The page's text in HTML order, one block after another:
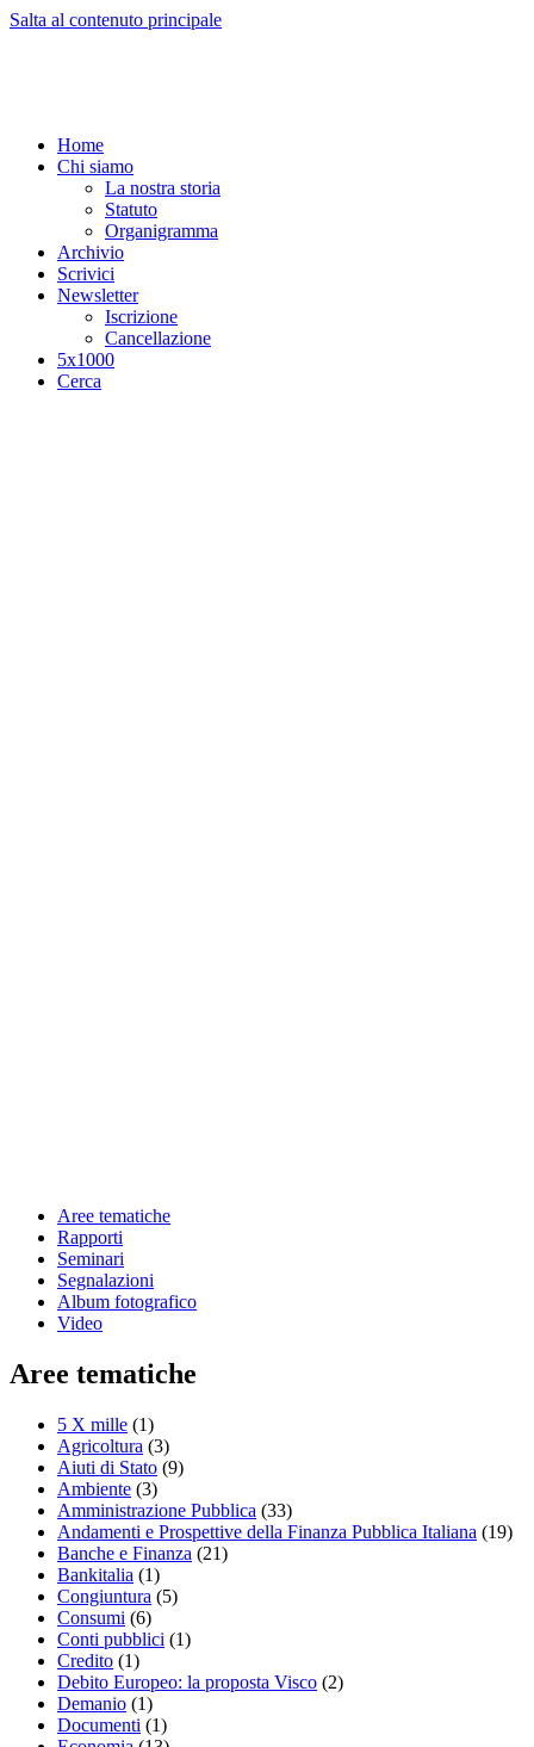
Salta al contenuto principale
Home
Chi siamo
La nostra storia
Statuto
Organigramma
Archivio
Scrivici
Newsletter
Iscrizione
Cancellazione
5x1000
Cerca
Aree tematiche
Rapporti
Seminari
Segnalazioni
Album fotografico
Video
Aree tematiche
5 X mille (1)
Agricoltura (3)
Aiuti di Stato (9)
Ambiente (3)
Amministrazione Pubblica (33)
Andamenti e Prospettive della Finanza Pubblica Italiana (19)
Banche e Finanza (21)
Bankitalia (1)
Congiuntura (5)
Consumi (6)
Conti pubblici (1)
Credito (1)
Debito Europeo: la proposta Visco (2)
Demanio (1)
Documenti (1)